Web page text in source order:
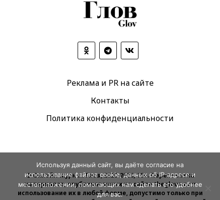
Реклама и PR на сайте
Контакты
Политика конфиденциальности
© Онлайн-журнал Глов, 2020-2026, 16+. Перепечатка
материалов, опубликованных на сайте theglove.ru и
использование их в любой форме, допустимо только при
Используя данный сайт, вы даёте согласие на
использование файлов cookie, данных об IP-адресе и
местоположении, помогающих нам сделать его удобнее
для вас.